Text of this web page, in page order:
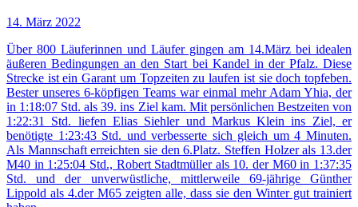
14. März 2022
Über 800 Läuferinnen und Läufer gingen am 14.März bei idealen
äußeren Bedingungen an den Start bei Kandel in der Pfalz. Diese
Strecke ist ein Garant um Topzeiten zu laufen ist sie doch topfeben.
Bester unseres 6-köpfigen Teams war einmal mehr Adam Yhia, der
in 1:18:07 Std. als 39. ins Ziel kam. Mit persönlichen Bestzeiten von
1:22:31 Std. liefen Elias Siehler und Markus Klein ins Ziel, er
benötigte 1:23:43 Std. und verbesserte sich gleich um 4 Minuten.
Als Mannschaft erreichten sie den 6.Platz. Steffen Holzer als 13.der
M40 in 1:25:04 Std., Robert Stadtmüller als 10. der M60 in 1:37:35
Std. und der unverwüstliche, mittlerweile 69-jährige Günther
Lippold als 4.der M65 zeigten alle, dass sie den Winter gut trainiert